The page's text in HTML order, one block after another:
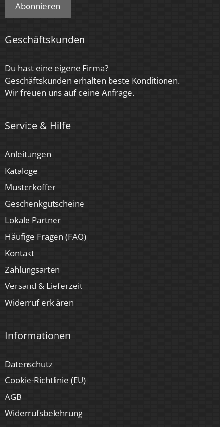
Abonnieren
Geschäftskunden
Du hast eine eigene Firma?
Geschäftskunden erhalten beste Konditionen.
Wir freuen uns auf deine Anfrage.
Service & Hilfe
Anleitungen
Kataloge
Musterkoffer
Geschenkgutscheine
Lokale Partner
Häufige Fragen (FAQ)
Kontakt
Zahlungsarten
Versand & Lieferzeit
Widerruf erklären
Informationen
Datenschutz
Cookie-Richtlinie (EU)
AGB
Widerrufsbelehrung